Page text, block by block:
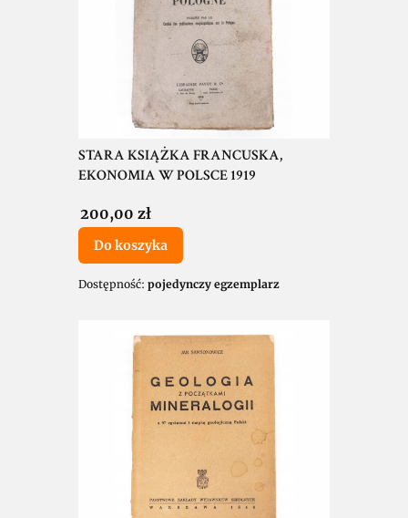
STARA KSIĄŻKA FRANCUSKA,
EKONOMIA W POLSCE 1919
Cena
200,00 zł
Do koszyka
Dostępność: pojedynczy egzemplarz